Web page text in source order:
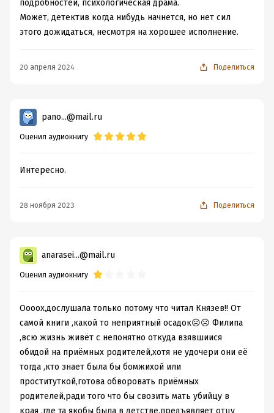
подробностей, психологическая драма.
Может, детектив когда нибудь начнется, но нет сил
этого дожидаться, несмотря на хорошее исполнение.
20 апреля 2024 Поделиться
pano...@mail.ru
Оценил аудиокнигу
Интересно.
28 ноября 2023 Поделиться
anarasei...@mail.ru
Оценил аудиокнигу
Оооох,дослушала только потому что читал Князев!! От
самой книги ,какой то неприятный осадок☹☹ Филипа
,всю жизнь живёт с непонятно откуда взявшиися
обидой на приёмных родителей,хотя не удочери они её
тогда ,кто знает была бы бомжихой или
проституткой,готова обворовать приёмных
родителей,ради того что бы свозить мать убийцу в
края ,где та якобы была в детстве,предъявляет отцу